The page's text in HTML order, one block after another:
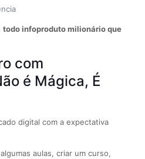
todo infoproduto milionário que
com
é Mágica, É
digital com a expectativa
aulas, criar um curso,